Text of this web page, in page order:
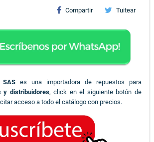
Compartir Tuitear
SAS es una importadora de repuestos para
y distribuidores, click en el siguiente botón de
acceso a todo el catálogo con precios.